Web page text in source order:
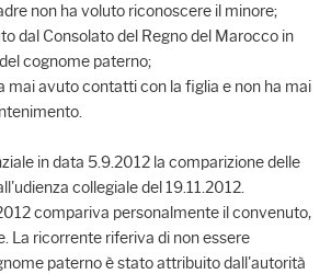
non ha voluto riconoscere il minore;
dal Consolato del Regno del Marocco in
cognome paterno;
mai avuto contatti con la figlia e non ha mai
in data 5.9.2012 la comparizione delle
collegiale del 19.11.2012.
compariva personalmente il convenuto,
La ricorrente riferiva di non essere
paterno è stato attribuito dall'autorità